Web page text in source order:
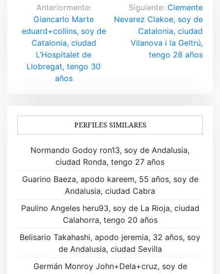
a
c
i
n
e
e
Anteriormente:
Giancarlo Marte
eduard+collins, soy de
Catalonia, ciudad
L’Hospitalet de
Llobregat, tengo 30
años
Siguiente: Clemente
Nevarez Clakoe, soy de
Catalonia, ciudad
Vilanova i la Geltrú,
tengo 28 años
PERFILES SIMILARES
Normando Godoy ron13, soy de Andalusia,
ciudad Ronda, tengo 27 años
Guarino Baeza, apodo kareem, 55 años, soy de
Andalusia, ciudad Cabra
Paulino Angeles heru93, soy de La Rioja, ciudad
Calahorra, tengo 20 años
Belisario Takahashi, apodo jeremia, 32 años, soy
de Andalusia, ciudad Sevilla
Germán Monroy John+Dela+cruz, soy de